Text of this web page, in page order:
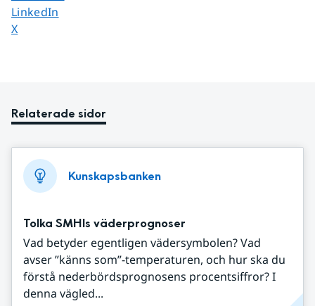
Dela sidan på
LinkedIn
Dela sidan på
X
Relaterade sidor
Kunskapsbanken
Tolka SMHIs väderprognoser
Vad betyder egentligen vädersymbolen? Vad
avser ”känns som”-temperaturen, och hur ska du
förstå nederbördsprognosens procentsiffror? I
denna vägled...